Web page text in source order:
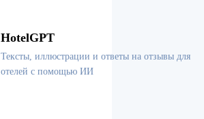
HotelGPT
Тексты, иллюстрации и ответы на отзывы для
отелей с помощью ИИ